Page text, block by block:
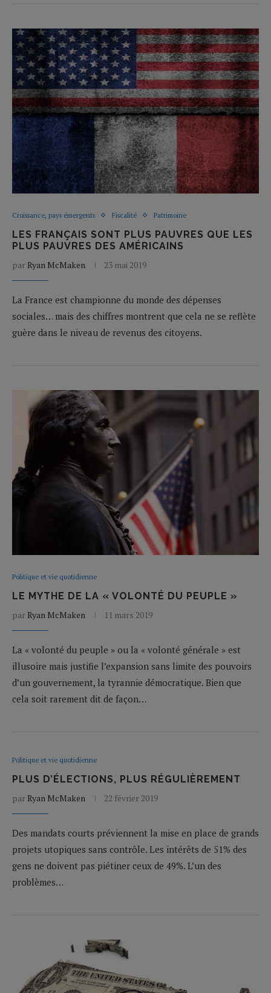
Croissance, pays émergents Fiscalité Patrimoine
LES FRANÇAIS SONT PLUS PAUVRES QUE LES
PLUS PAUVRES DES AMÉRICAINS
parRyan McMaken 23 mai 2019
La France est championne du monde des dépenses
sociales… mais des chiffres montrent que cela ne se reflète
guère dans le niveau de revenus des citoyens.
Politique et vie quotidienne
LE MYTHE DE LA « VOLONTÉ DU PEUPLE »
parRyan McMaken 11 mars 2019
La « volonté du peuple » ou la « volonté générale » est
illusoire mais justifie l’expansion sans limite des pouvoirs
d’un gouvernement, la tyrannie démocratique. Bien que
cela soit rarement dit de façon…
Politique et vie quotidienne
PLUS D’ÉLECTIONS, PLUS RÉGULIÈREMENT
parRyan McMaken 22 février 2019
Des mandats courts préviennent la mise en place de grands
projets utopiques sans contrôle. Les intérêts de 51% des
gens ne doivent pas piétiner ceux de 49%. L’un des
problèmes…